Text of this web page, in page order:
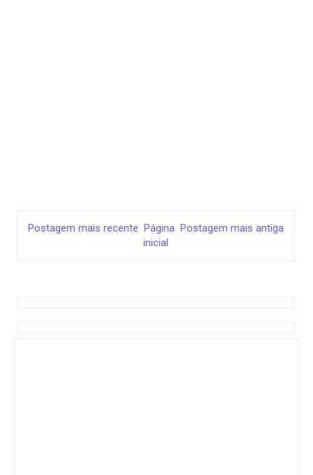
Postagem mais recente Postagem mais antiga
Página
inicial